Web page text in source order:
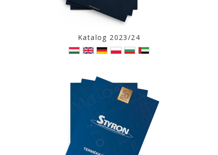
Katalog 2023/24